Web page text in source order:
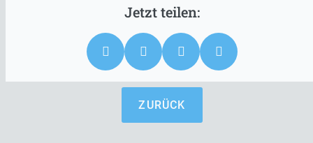
ZURÜCK